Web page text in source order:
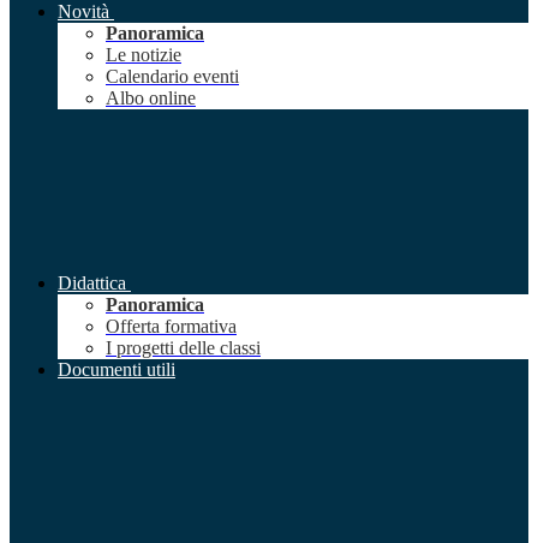
Novità
Panoramica
Le notizie
Calendario eventi
Albo online
Didattica
Panoramica
Offerta formativa
I progetti delle classi
Documenti utili